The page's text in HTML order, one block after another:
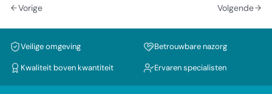
Vorige Volgende
Veilige omgeving Betrouwbare nazorg
Kwaliteit boven kwantiteit Ervaren specialisten